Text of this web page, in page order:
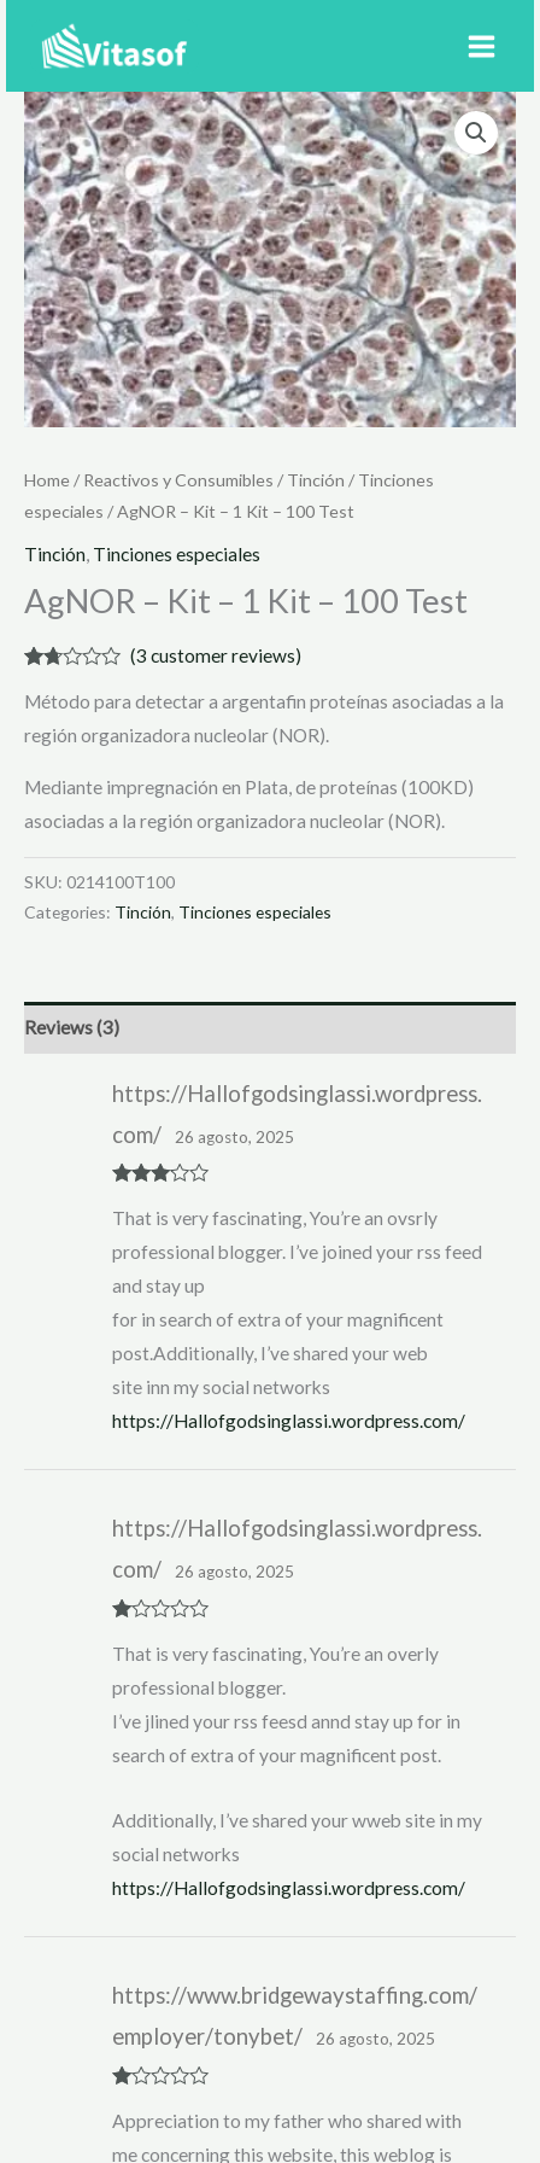
Home/Reactivos y Consumibles /Tinción /Tinciones
especiales / AgNOR – Kit – 1 Kit – 100 Test
Tinción, Tinciones especiales
AgNOR – Kit – 1 Kit – 100 Test
1.67
of 5
customer
(3 customer reviews)
Método para detectar a argentafin proteínas asociadas a la
región organizadora nucleolar (NOR).
Mediante impregnación en Plata, de proteínas (100KD)
asociadas a la región organizadora nucleolar (NOR).
SKU: 0214100T100
Categories: Tinción, Tinciones especiales
Reviews (3)
out of 5
https://Hallofgodsinglassi.wordpress.
com/
26 agosto, 2025
That is very fascinating, You’re an ovsrly
professional blogger. I’ve joined your rss feed
and stay up
for in search of extra of your magnificent
post.Additionally, I’ve shared your web
site inn my social networks
https://Hallofgodsinglassi.wordpress.com/
at
1
t
5
https://Hallofgodsinglassi.wordpress.
com/
26 agosto, 2025
That is very fascinating, You’re an overly
professional blogger.
I’ve jlined your rss feesd annd stay up for in
search of extra of your magnificent post.
Additionally, I’ve shared your wweb site in my
social networks
https://Hallofgodsinglassi.wordpress.com/
at
1
https://www.bridgewaystaffing.com/
employer/tonybet/
26 agosto, 2025
Appreciation to my father who shared with
me concerning this website, this weblog is